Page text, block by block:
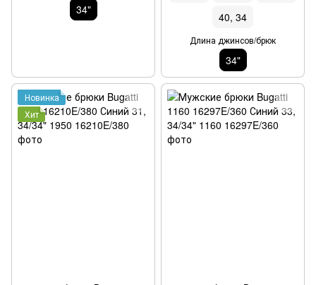
34"
40, 34
Длина джинсов/брюк
34"
Новинка
Хит